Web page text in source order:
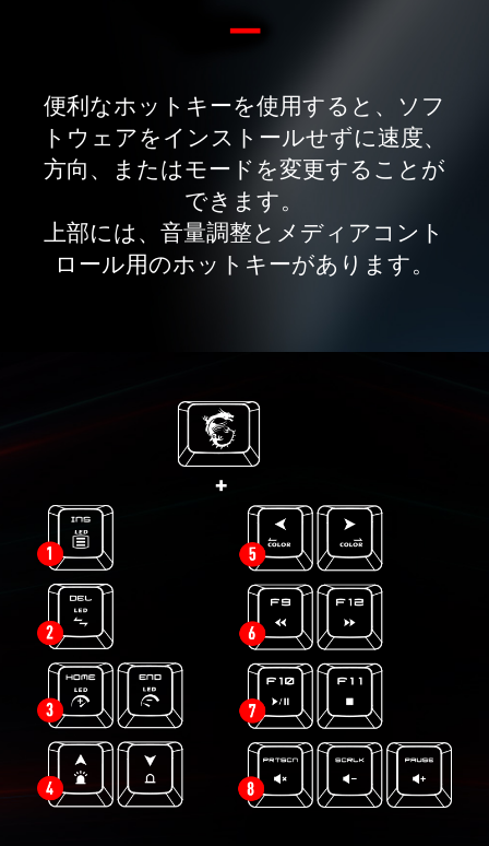
ー
便利なホットキーを使用すると、ソフ
トウェアをインストールせずに速度、
方向、またはモードを変更することが
できます。
上部には、音量調整とメディアコント
ロール用のホットキーがあります。